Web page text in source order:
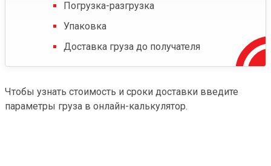
Погрузка-разгрузка
Упаковка
Доставка груза до получателя
Чтобы узнать стоимость и сроки доставки введите
параметры груза в онлайн-калькулятор.